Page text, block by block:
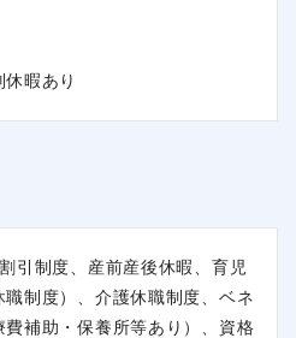
暇あり
引制度、産前産後休暇、育児
制度）、介護休職制度、ベネ
補助・保養所等あり）、資格